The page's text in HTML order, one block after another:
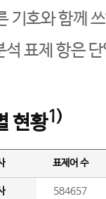
기호와 함께
표제 항은
현황1)
표제어 수
584657